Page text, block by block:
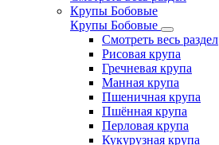
Крупы Бобовые
Крупы Бобовые
Смотреть весь раздел
Рисовая крупа
Гречневая крупа
Манная крупа
Пшеничная крупа
Пшённая крупа
Перловая крупа
Кукурузная крупа